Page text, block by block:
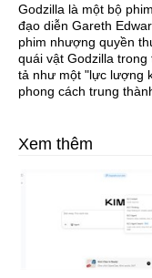
Godzilla là một bộ
đạo diễn Gareth
phim nhượng quyền
quái vật Godzilla
tả như một "lực lượng
phong cách trung
Xem thêm